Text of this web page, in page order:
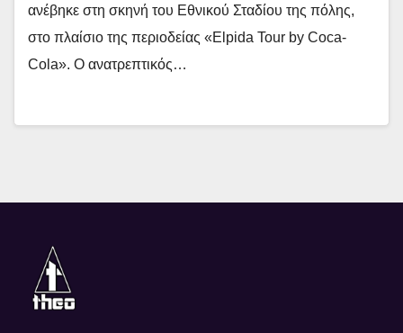
ανέβηκε στη σκηνή του Εθνικού Σταδίου της πόλης,
στο πλαίσιο της περιοδείας «Elpida Tour by Coca-
Cola». Ο ανατρεπτικός…